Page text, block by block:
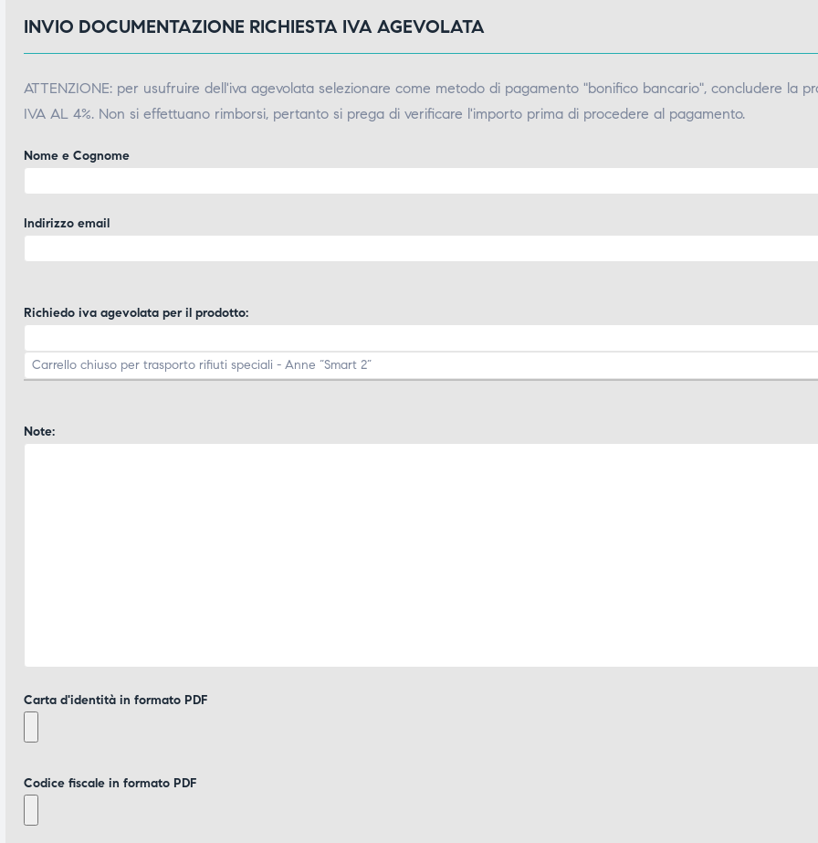
INVIO DOCUMENTAZIONE RICHIESTA IVA AGEVOLATA
ATTENZIONE: per usufruire dell'iva agevolata selezionare come metodo di pagamento "bonifico bancario", concludere la
IVA AL 4%. Non si effettuano rimborsi, pertanto si prega di verificare l'importo prima di procedere al pagamento.
Nome e Cognome
Indirizzo email
Richiedo iva agevolata per il prodotto:
Note:
Carta d'identità in formato PDF
Codice fiscale in formato PDF